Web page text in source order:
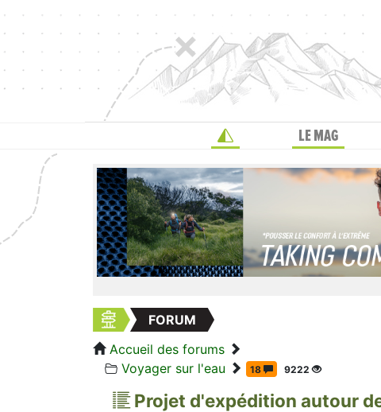
LE MAG
FORUM
Accueil des forums
Voyager sur l'eau
18 9222
Projet d'expédition autour